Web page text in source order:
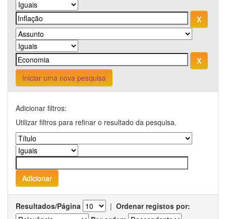
Iniciar uma nova pesquisa
Adicionar filtros:
Utilizar filtros para refinar o resultado da pesquisa.
Resultados/Página | Ordenar registos por: